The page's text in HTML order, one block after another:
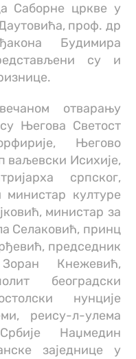
Саборне цркве у
проф. др
Будимира
су и
отварању
Његова Светост
Његово
ваљевски Исихије,
српског,
културе
министар за
Селаковић, принц
председник
Кнежевић,
београдски
нунције
реису-л-улема
Наџмедин
заједнице у